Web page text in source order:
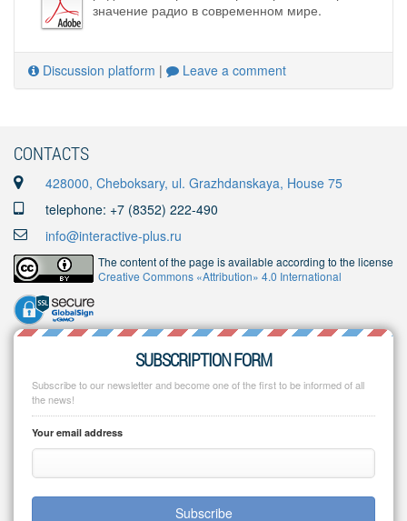
значение радио в современном мире.
Discussion platform | Leave a comment
CONTACTS
428000, Cheboksary, ul. Grazhdanskaya, House 75
telephone: +7 (8352) 222-490
info@interactive-plus.ru
The content of the page is available according to the license
Creative Commons «Attribution» 4.0 International
SUBSCRIPTION FORM
Subscribe to our newsletter and become one of the first to be informed of all
the news!
Your email address
Subscribe